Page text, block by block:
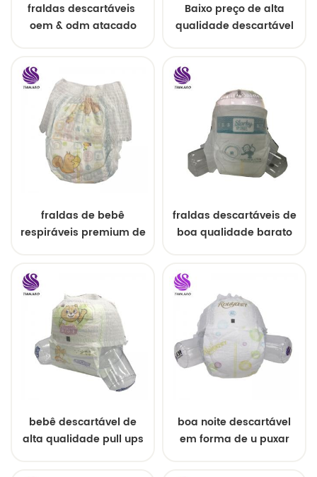
fraldas descartáveis ​​
oem & odm atacado
Baixo preço de alta
qualidade descartável
fraldas de bebê
respiráveis ​​premium de
fraldas descartáveis ​​de
boa qualidade barato
bebê descartável de
alta qualidade pull ups
boa noite descartável
em forma de u puxar